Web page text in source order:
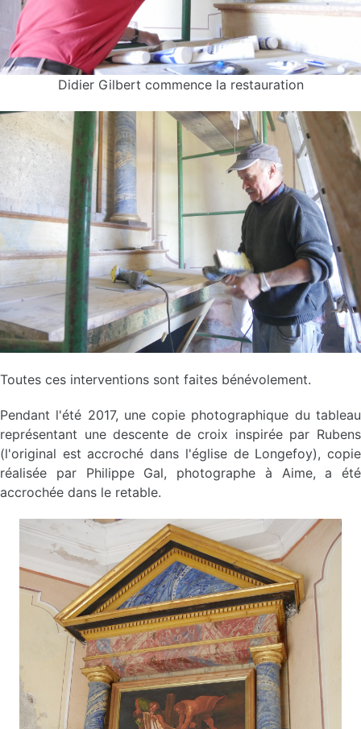
Didier Gilbert commence la restauration
Toutes ces interventions sont faites bénévolement.
Pendant l'été 2017, une copie photographique du tableau
représentant une descente de croix inspirée par Rubens
(l'original est accroché dans l'église de Longefoy), copie
réalisée par Philippe Gal, photographe à Aime, a été
accrochée dans le retable.